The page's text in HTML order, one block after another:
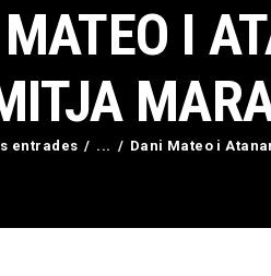
I
entrades ... Dani Mateo i